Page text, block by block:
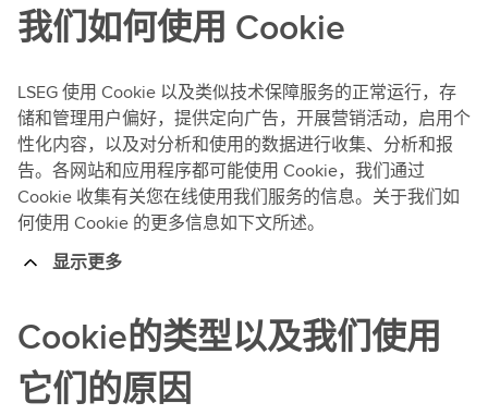
我们如何使用 Cookie
LSEG 使用 Cookie 以及类似技术保障服务的正常运行，存
储和管理用户偏好，提供定向广告，开展营销活动，启用个
性化内容，以及对分析和使用的数据进行收集、分析和报
告。各网站和应用程序都可能使用 Cookie，我们通过
Cookie 收集有关您在线使用我们服务的信息。关于我们如
何使用 Cookie 的更多信息如下文所述。
显示更多
Cookie的类型以及我们使用
它们的原因